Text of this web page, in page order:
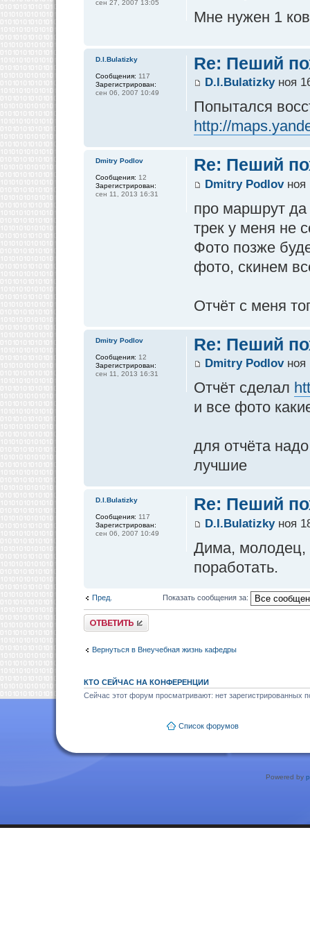
Мне нужен 1
сен 27, 2007 13:05
Re: Пеший
D.I.Bulatizkyноя
Попытался
http://
D.I.Bulatizky
Сообщения: 117
Зарегистрирован:
сен 06, 2007 10:49
Re: Пеший
Dmitry Podlovноя
про маршрут да
трек у меня не
Фото позже
фото, скинем
Отчёт с меня
Dmitry Podlov
Сообщения: 12
Зарегистрирован:
сен 11, 2013 16:31
Re: Пеший
Dmitry Podlovноя
Отчёт сделал
и все фото
для отчёта
лучшие
Dmitry Podlov
Сообщения: 12
Зарегистрирован:
сен 11, 2013 16:31
Re: Пеший
D.I.Bulatizkyноя
Дима, молодец,
поработать.
D.I.Bulatizky
Сообщения: 117
Зарегистрирован:
сен 06, 2007 10:49
Пред. Показать сообщения за:
Ответить
Вернуться в Внеучебная жизнь кафедры
КТО СЕЙЧАС НА КОНФЕРЕНЦИИ
Сейчас этот форум просматривают: нет зарегистрированных
Список форумов
Powered by